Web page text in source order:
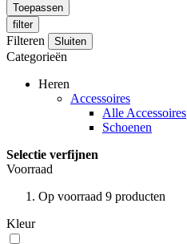
Toepassen
filter
Filteren Sluiten
Categorieën
Heren
Accessoires
Alle Accessoires
Schoenen
Selectie verfijnen
Voorraad
Op voorraad 9 producten
Kleur